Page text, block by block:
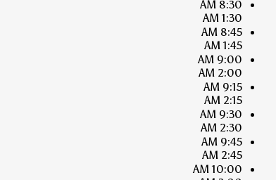
8:30 AM
1:30 AM
8:45 AM
1:45 AM
9:00 AM
2:00 AM
9:15 AM
2:15 AM
9:30 AM
2:30 AM
9:45 AM
2:45 AM
10:00 AM